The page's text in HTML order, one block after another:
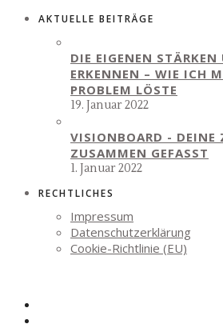
AKTUELLE BEITRÄGE
DIE EIGENEN
ERKENNEN – WIE ICH
PROBLEM LÖSTE
19. Januar 2022
VISIONBOARD - DEINE
ZUSAMMEN GEFASST
1. Januar 2022
RECHTLICHES
Impressum
Datenschutzerklärung
Cookie-Richtlinie (EU)